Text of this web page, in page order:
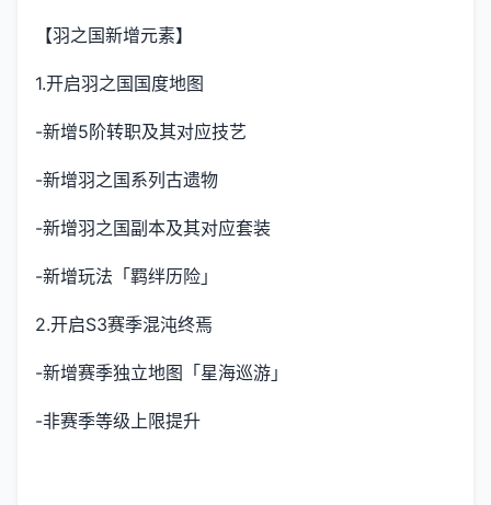
【羽之国新增元素】
1.开启羽之国国度地图
-新增5阶转职及其对应技艺
-新增羽之国系列古遗物
-新增羽之国副本及其对应套装
-新增玩法「羁绊历险」
2.开启S3赛季混沌终焉
-新增赛季独立地图「星海巡游」
-非赛季等级上限提升